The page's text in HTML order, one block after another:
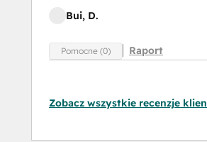
Bui, D.
Pomocne (0) Raport
Zobacz wszystkie recenzje